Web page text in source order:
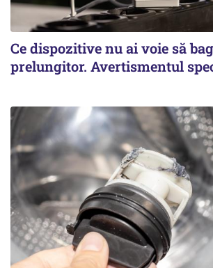
Ce dispozitive nu ai voie să
prelungitor. Avertismentul